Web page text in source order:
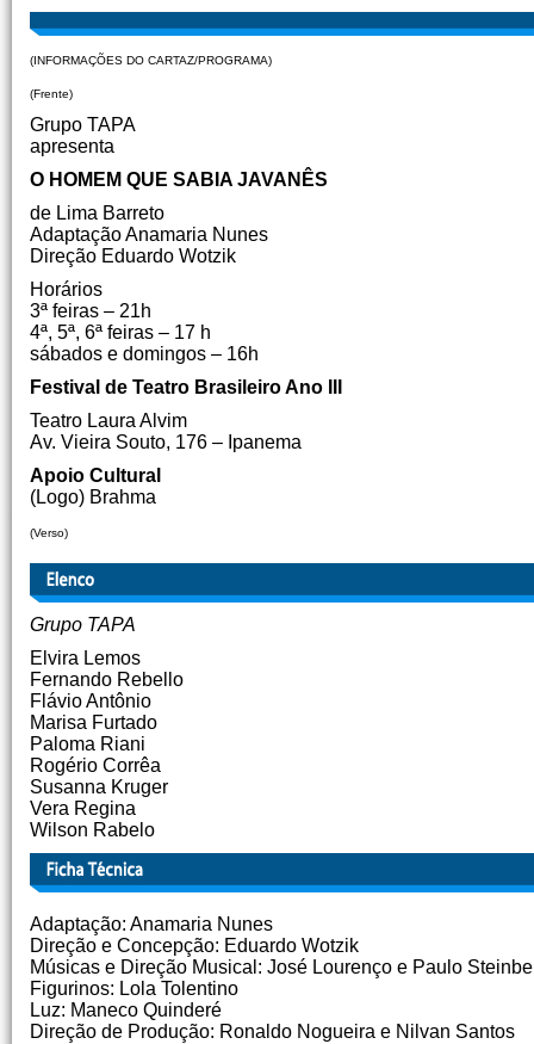
(INFORMAÇÕES DO CARTAZ/PROGRAMA)
(Frente)
Grupo TAPA
apresenta
O HOMEM QUE SABIA JAVANÊS
de Lima Barreto
Adaptação Anamaria Nunes
Direção Eduardo Wotzik
Horários
3ª feiras – 21h
4ª, 5ª, 6ª feiras – 17 h
sábados e domingos – 16h
Festival de Teatro Brasileiro Ano III
Teatro Laura Alvim
Av. Vieira Souto, 176 – Ipanema
Apoio Cultural
(Logo) Brahma
(Verso)
Grupo TAPA
Elvira Lemos
Fernando Rebello
Flávio Antônio
Marisa Furtado
Paloma Riani
Rogério Corrêa
Susanna Kruger
Vera Regina
Wilson Rabelo
Adaptação: Anamaria Nunes
Direção e Concepção: Eduardo Wotzik
Músicas e Direção Musical: José Lourenço e Paulo
Figurinos: Lola Tolentino
Luz: Maneco Quinderé
Direção de Produção: Ronaldo Nogueira e Nilvan Santos